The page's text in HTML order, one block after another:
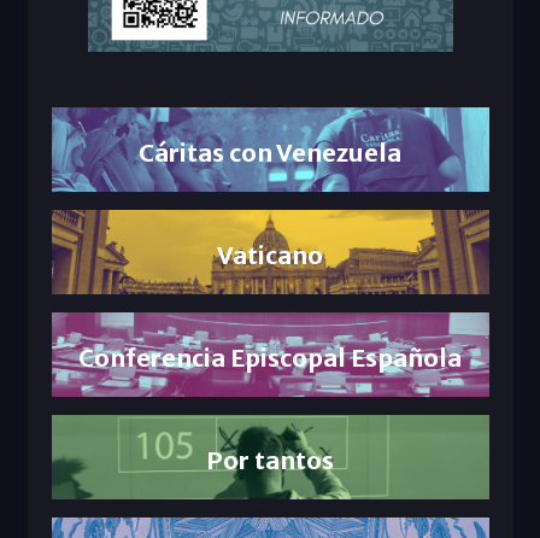
Cáritas con Venezuela
Vaticano
Conferencia Episcopal Española
Por tantos